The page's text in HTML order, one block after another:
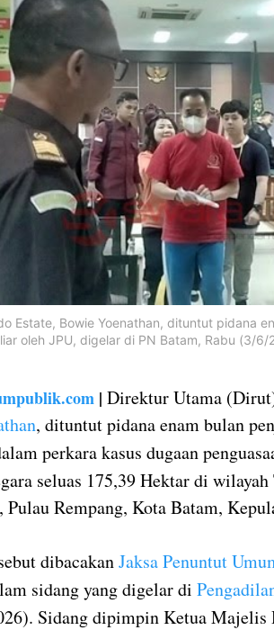
Estate, Bowie Yoenathan, dituntut pidana
oleh JPU, digelar di PN Batam, Rabu (3/
| Direktur Utama
, dituntut pidana enam bulan
perkara kasus dugaan
seluas 175,39 Hektar di
Pulau Rempang, Kota Batam,
dibacakanJaksa Penuntut
sidang yang digelar di
Sidang dipimpin Ketua Majelis